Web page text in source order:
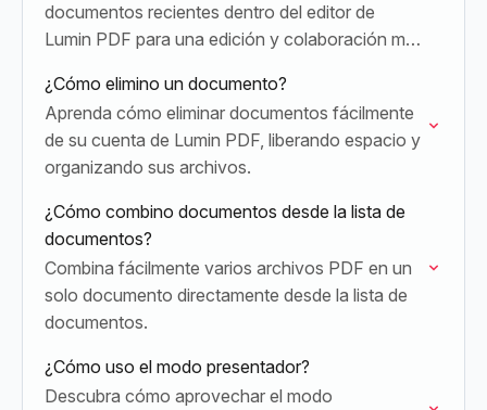
documentos recientes dentro del editor de
Lumin PDF para una edición y colaboración más
¿Cómo elimino un documento?
Aprenda cómo eliminar documentos fácilmente
de su cuenta de Lumin PDF, liberando espacio y
organizando sus archivos.
¿Cómo combino documentos desde la lista de
documentos?
Combina fácilmente varios archivos PDF en un
solo documento directamente desde la lista de
documentos.
¿Cómo uso el modo presentador?
Descubra cómo aprovechar el modo